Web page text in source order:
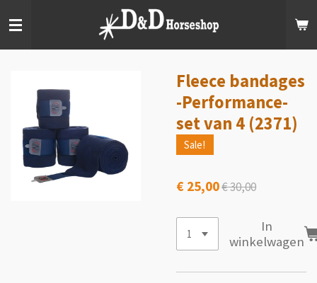
direct
Fleece bandages
-Performance-
set van 4 (2371)
Sale!
€ 25,00€ 30,00
In
winkelwagen